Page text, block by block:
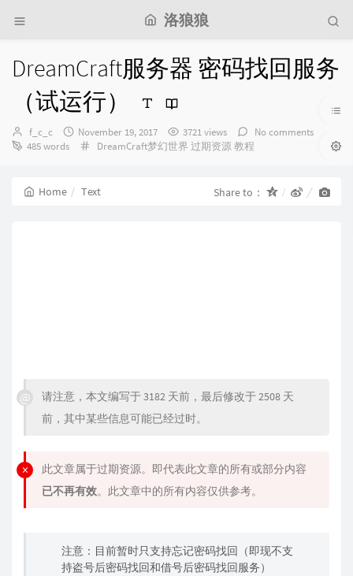
洛狼狼
DreamCraft服务器 密码找回服务
（试运行）
Author：
f_c_c
发
布
November 19, 2017 3721 views
No comments
485 words
Categories：
DreamCraft梦幻世界 过期资源教程
Home Text Share to：
请注意，本文编写于 3182 天前，最后修改于 2508 天
前，其中某些信息可能已经过时。
此文章属于过期资源。即代表此文章的所有或部分内容
已不再有效。此文章中的所有内容仅供参考。
注意：目前暂时只支持忘记密码找回（即现不支
持盗号后密码找回和借号后密码找回服务）